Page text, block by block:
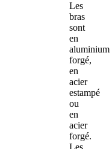
Les
bras
sont
en
aluminium
forgé,
en
acier
estampé
ou
en
acier
forgé.
Les